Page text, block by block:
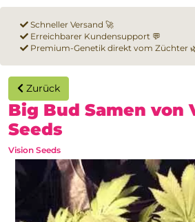
Schneller Versand 🚀
Erreichbarer Kundensupport 💬
Premium-Genetik direkt vom Züchter
Zurück
Big Bud Samen von
Seeds
Vision Seeds